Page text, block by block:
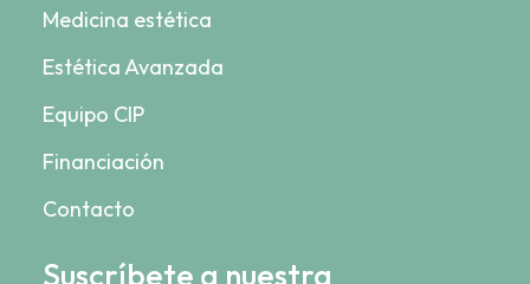
Medicina estética
Estética Avanzada
Equipo CIP
Financiación
Contacto
Suscríbete a nuestra